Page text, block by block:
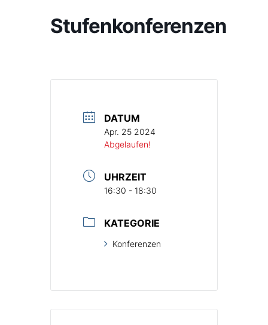
Stufenkonferenzen
DATUM
Apr. 25 2024
Abgelaufen!
UHRZEIT
16:30 - 18:30
KATEGORIE
Konferenzen